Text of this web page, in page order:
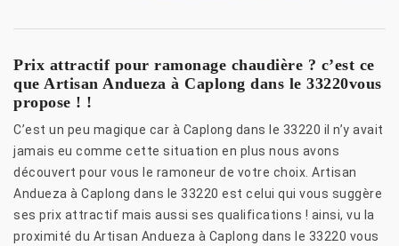
Prix attractif pour ramonage chaudière ? c’est ce
que Artisan Andueza à Caplong dans le 33220vous
propose ! !
C’est un peu magique car à Caplong dans le 33220 il n’y avait
jamais eu comme cette situation en plus nous avons
découvert pour vous le ramoneur de votre choix. Artisan
Andueza à Caplong dans le 33220 est celui qui vous suggère
ses prix attractif mais aussi ses qualifications ! ainsi, vu la
proximité du Artisan Andueza à Caplong dans le 33220 vous